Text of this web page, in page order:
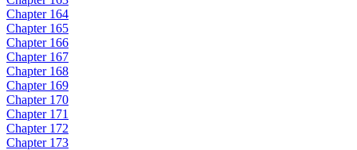
Chapter 164
Chapter 165
Chapter 166
Chapter 167
Chapter 168
Chapter 169
Chapter 170
Chapter 171
Chapter 172
Chapter 173